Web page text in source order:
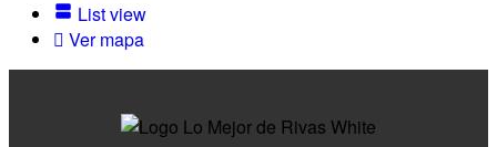
List view
Ver mapa